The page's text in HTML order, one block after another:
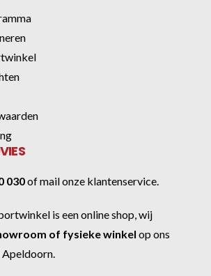
030ofmail onze klantenservice.
is een online shop, wij
of fysieke winkel op ons